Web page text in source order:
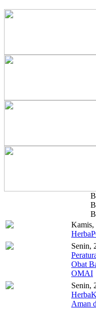
Kamis,
Senin,
Obat
OMAI
Senin,
Aman